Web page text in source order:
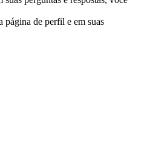
página de perfil e em suas